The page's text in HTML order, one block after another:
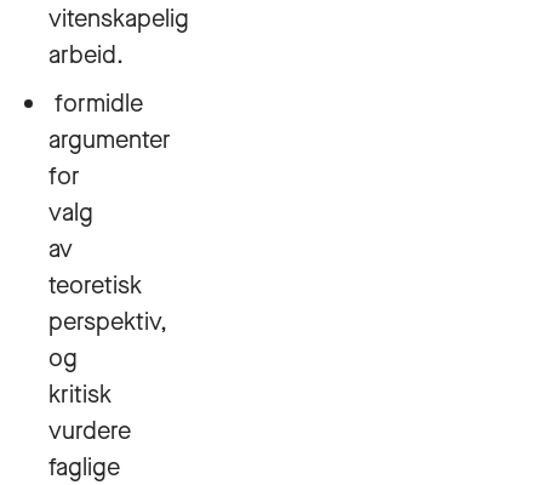
vitenskapelig
arbeid.
formidle
argumenter
for
valg
av
teoretisk
perspektiv,
og
kritisk
vurdere
faglige